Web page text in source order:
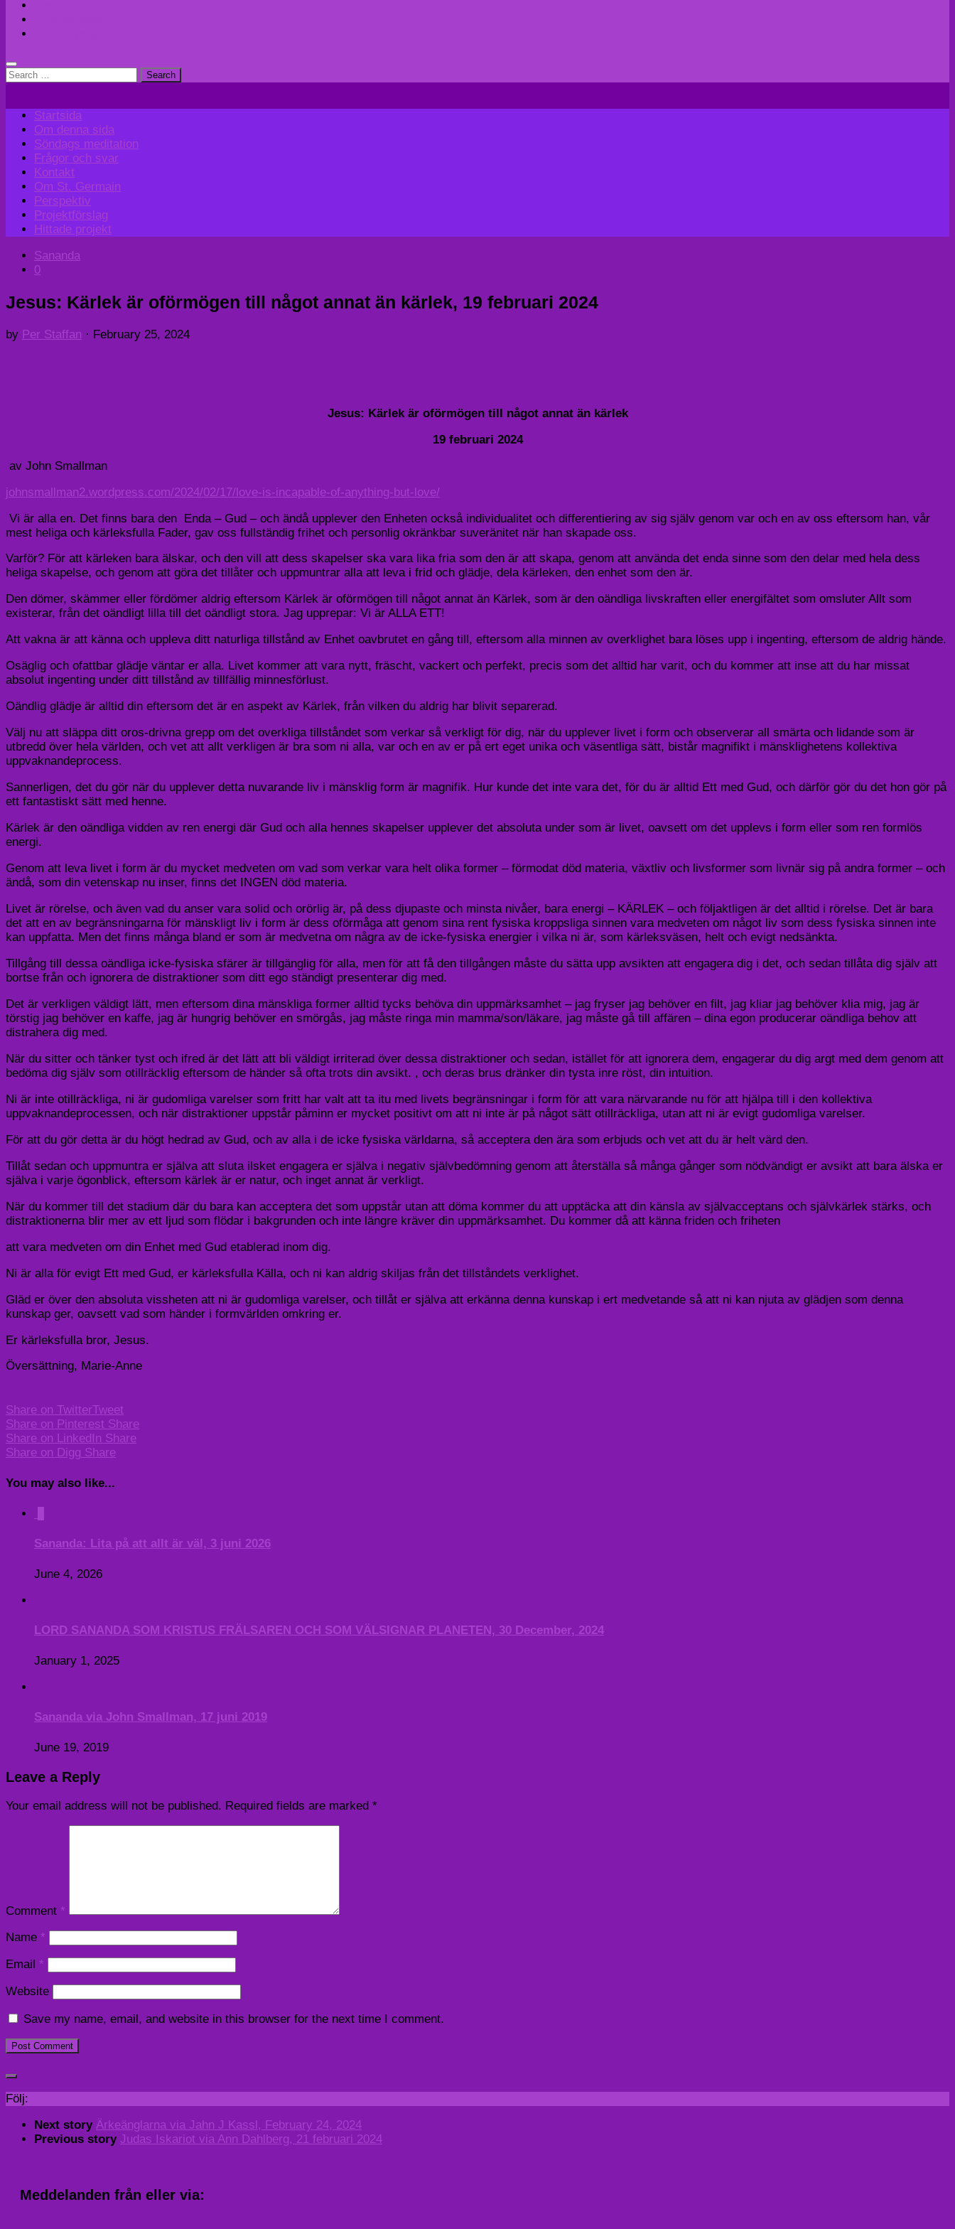
Search
Startsida
Om denna sida
Söndags meditation
Frågor och svar
Kontakt
Om St. Germain
Perspektiv
Projektförslag
Hittade projekt
Sananda
0
Jesus: Kärlek är oförmögen till något annat än kärlek, 19 februari 2024
by Per Staffan · February 25, 2024
Jesus: Kärlek är oförmögen till något annat än kärlek
19 februari 2024
av John Smallman
johnsmallman2.wordpress.com/2024/02/17/love-is-incapable-of-anything-but-love/
Vi är alla en. Det finns bara den Enda – Gud – och ändå upplever den Enheten också individualitet och differentiering av sig själv genom var och en av oss eftersom han, vår
mest heliga och kärleksfulla Fader, gav oss fullständig frihet och personlig okränkbar suveränitet när han skapade oss.
Varför? För att kärleken bara älskar, och den vill att dess skapelser ska vara lika fria som den är att skapa, genom att använda det enda sinne som den delar med hela dess
heliga skapelse, och genom att göra det tillåter och uppmuntrar alla att leva i frid och glädje, dela kärleken, den enhet som den är.
Den dömer, skämmer eller fördömer aldrig eftersom Kärlek är oförmögen till något annat än Kärlek, som är den oändliga livskraften eller energifältet som omsluter Allt som
existerar, från det oändligt lilla till det oändligt stora. Jag upprepar: Vi är ALLA ETT!
Att vakna är att känna och uppleva ditt naturliga tillstånd av Enhet oavbrutet en gång till, eftersom alla minnen av overklighet bara löses upp i ingenting, eftersom de aldrig hände.
Osäglig och ofattbar glädje väntar er alla. Livet kommer att vara nytt, fräscht, vackert och perfekt, precis som det alltid har varit, och du kommer att inse att du har missat
absolut ingenting under ditt tillstånd av tillfällig minnesförlust.
Oändlig glädje är alltid din eftersom det är en aspekt av Kärlek, från vilken du aldrig har blivit separerad.
Välj nu att släppa ditt oros-drivna grepp om det overkliga tillståndet som verkar så verkligt för dig, när du upplever livet i form och observerar all smärta och lidande som är
utbredd över hela världen, och vet att allt verkligen är bra som ni alla, var och en av er på ert eget unika och väsentliga sätt, bistår magnifikt i mänsklighetens kollektiva
uppvaknandeprocess.
Sannerligen, det du gör när du upplever detta nuvarande liv i mänsklig form är magnifik. Hur kunde det inte vara det, för du är alltid Ett med Gud, och därför gör du det hon gör på
ett fantastiskt sätt med henne.
Kärlek är den oändliga vidden av ren energi där Gud och alla hennes skapelser upplever det absoluta under som är livet, oavsett om det upplevs i form eller som ren formlös
energi.
Genom att leva livet i form är du mycket medveten om vad som verkar vara helt olika former – förmodat död materia, växtliv och livsformer som livnär sig på andra former – och
ändå, som din vetenskap nu inser, finns det INGEN död materia.
Livet är rörelse, och även vad du anser vara solid och orörlig är, på dess djupaste och minsta nivåer, bara energi – KÄRLEK – och följaktligen är det alltid i rörelse. Det är bara
det att en av begränsningarna för mänskligt liv i form är dess oförmåga att genom sina rent fysiska kroppsliga sinnen vara medveten om något liv som dess fysiska sinnen inte
kan uppfatta. Men det finns många bland er som är medvetna om några av de icke-fysiska energier i vilka ni är, som kärleksväsen, helt och evigt nedsänkta.
Tillgång till dessa oändliga icke-fysiska sfärer är tillgänglig för alla, men för att få den tillgången måste du sätta upp avsikten att engagera dig i det, och sedan tillåta dig själv att
bortse från och ignorera de distraktioner som ditt ego ständigt presenterar dig med.
Det är verkligen väldigt lätt, men eftersom dina mänskliga former alltid tycks behöva din uppmärksamhet – jag fryser jag behöver en filt, jag kliar jag behöver klia mig, jag är
törstig jag behöver en kaffe, jag är hungrig behöver en smörgås, jag måste ringa min mamma/son/läkare, jag måste gå till affären – dina egon producerar oändliga behov att
distrahera dig med.
När du sitter och tänker tyst och ifred är det lätt att bli väldigt irriterad över dessa distraktioner och sedan, istället för att ignorera dem, engagerar du dig argt med dem genom att
bedöma dig själv som otillräcklig eftersom de händer så ofta trots din avsikt. , och deras brus dränker din tysta inre röst, din intuition.
Ni är inte otillräckliga, ni är gudomliga varelser som fritt har valt att ta itu med livets begränsningar i form för att vara närvarande nu för att hjälpa till i den kollektiva
uppvaknandeprocessen, och när distraktioner uppstår påminn er mycket positivt om att ni inte är på något sätt otillräckliga, utan att ni är evigt gudomliga varelser.
För att du gör detta är du högt hedrad av Gud, och av alla i de icke fysiska världarna, så acceptera den ära som erbjuds och vet att du är helt värd den.
Tillåt sedan och uppmuntra er själva att sluta ilsket engagera er själva i negativ självbedömning genom att återställa så många gånger som nödvändigt er avsikt att bara älska er
själva i varje ögonblick, eftersom kärlek är er natur, och inget annat är verkligt.
När du kommer till det stadium där du bara kan acceptera det som uppstår utan att döma kommer du att upptäcka att din känsla av självacceptans och självkärlek stärks, och
distraktionerna blir mer av ett ljud som flödar i bakgrunden och inte längre kräver din uppmärksamhet. Du kommer då att känna friden och friheten
att vara medveten om din Enhet med Gud etablerad inom dig.
Ni är alla för evigt Ett med Gud, er kärleksfulla Källa, och ni kan aldrig skiljas från det tillståndets verklighet.
Gläd er över den absoluta vissheten att ni är gudomliga varelser, och tillåt er själva att erkänna denna kunskap i ert medvetande så att ni kan njuta av glädjen som denna
kunskap ger, oavsett vad som händer i formvärlden omkring er.
Er kärleksfulla bror, Jesus.
Översättning, Marie-Anne
Share on TwitterTweet
Share on Pinterest Share
Share on LinkedIn Share
Share on Digg Share
You may also like...
Sananda: Lita på att allt är väl, 3 juni 2026
June 4, 2026
LORD SANANDA SOM KRISTUS FRÄLSAREN OCH SOM VÄLSIGNAR PLANETEN, 30 December, 2024
January 1, 2025
Sananda via John Smallman, 17 juni 2019
June 19, 2019
Leave a Reply
Your email address will not be published. Required fields are marked *
Comment *
Name *
Email *
Website
Save my name, email, and website in this browser for the next time I comment.
Följ:
Next story Ärkeänglarna via Jahn J Kassl, February 24, 2024
Previous story Judas Iskariot via Ann Dahlberg, 21 februari 2024
Meddelanden från eller via: